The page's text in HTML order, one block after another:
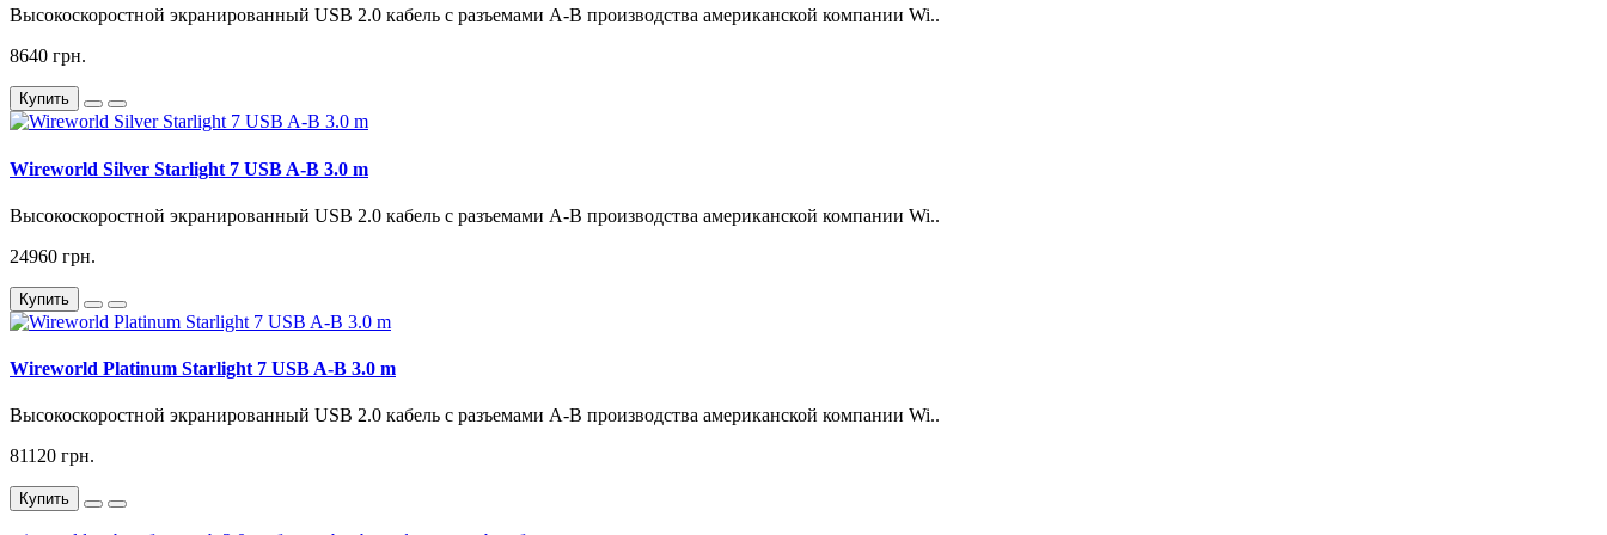
Высокоскоростной экранированный USB 2.0 кабель с разъемами A-B производства американской компании Wi..
8640 грн.
Купить
Wireworld Silver Starlight 7 USB A-B 3.0 m
Высокоскоростной экранированный USB 2.0 кабель с разъемами A-B производства американской компании Wi..
24960 грн.
Купить
Wireworld Platinum Starlight 7 USB A-B 3.0 m
Высокоскоростной экранированный USB 2.0 кабель с разъемами A-B производства американской компании Wi..
81120 грн.
Купить